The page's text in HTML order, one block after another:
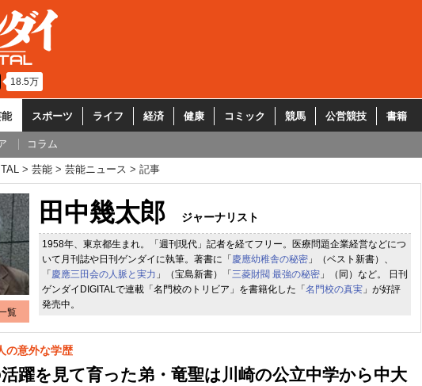
18.5万
スポーツ ライフ 経済 健康 コミック 競馬 公営競技 書籍
コラム
芸能 芸能ニュース 記事
覧
田中幾太郎 ジャーナリスト
1958年、東京都生まれ。「週刊現代」記者を経てフリー。医療問題企業経営などにつ
いて月刊誌や日刊ゲンダイに執筆。著書に「 慶應幼稚舎の秘密 」（ベスト新書）、
「 慶應三田会の人脈と実力 」（宝島新書）「 三菱財閥 最強の秘密 」（同）など。 日刊
ゲンダイDIGITALで連載「名門校のトリビア」を書籍化した「 名門校の真実 」が好評
発売中。
の意外な学歴
躍を見て育った弟・竜聖は川崎の公立中学から中大